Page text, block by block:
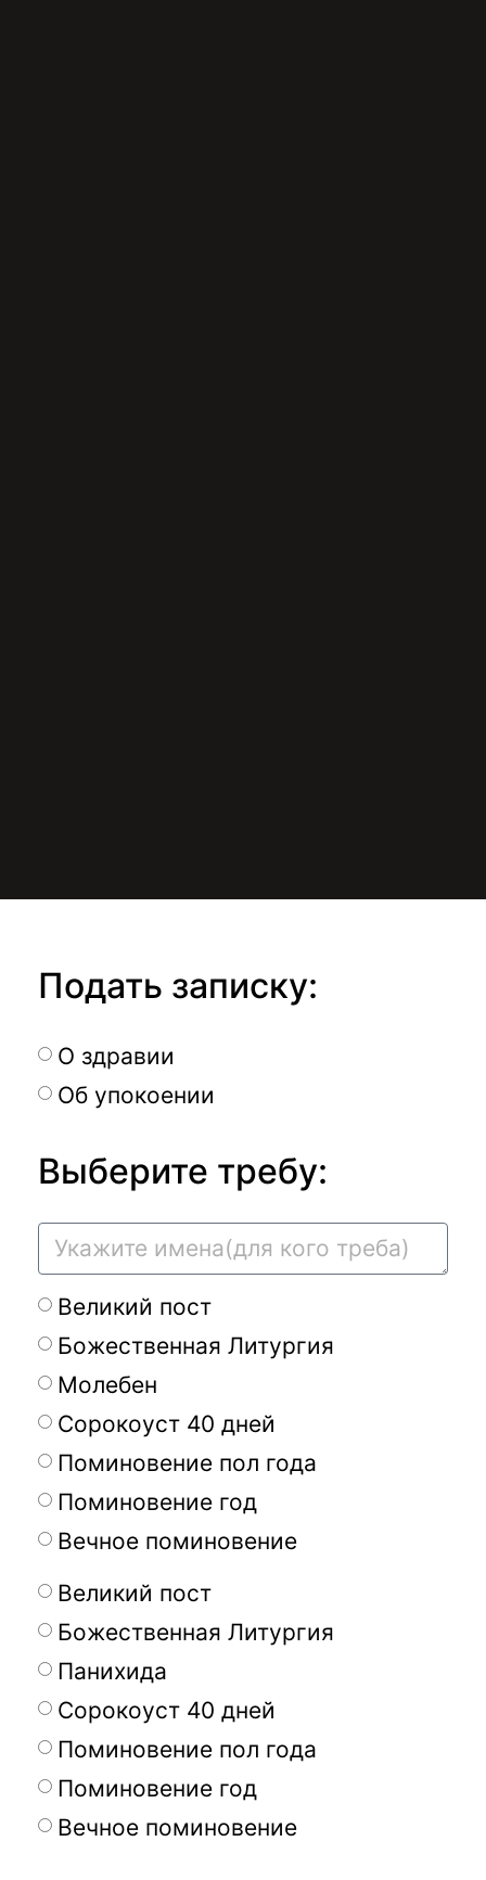
Подать записку:
О здравии
Об упокоении
Выберите требу:
Великий пост
Божественная Литургия
Молебен
Сорокоуст 40 дней
Поминовение пол года
Поминовение год
Вечное поминовение
Великий пост
Божественная Литургия
Панихида
Сорокоуст 40 дней
Поминовение пол года
Поминовение год
Вечное поминовение